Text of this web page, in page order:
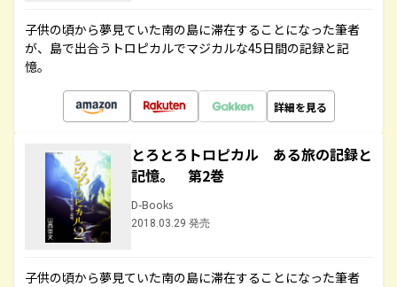
子供の頃から夢見ていた南の島に滞在することになった筆者
が、島で出合うトロピカルでマジカルな45日間の記録と記
憶。
詳細を見る
とろとろトロピカル ある旅の記録と
記憶。 第2巻
D-Books
2018.03.29 発売
子供の頃から夢見ていた南の島に滞在することになった筆者